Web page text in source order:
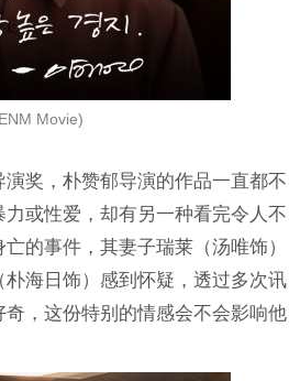
Movie)
奖，朴赞郁导演的作品一直都不
或性爱，却有另一种看完令人不
的事件，其妻子瑞莱（汤唯饰）
海日饰）感到怀疑，透过多次讯
，这份特别的情感会不会影响他